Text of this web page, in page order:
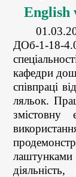
English
ДОб-1-18-
кафедри
співпраці
ляльок.
змістовну